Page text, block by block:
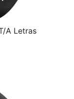
A Letras